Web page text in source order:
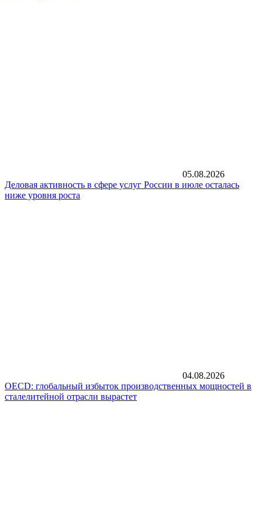
05.08.2026
Деловая активность в сфере услуг России в июле осталась
ниже уровня роста
04.08.2026
OECD: глобальный избыток производственных мощностей в
сталелитейной отрасли вырастет